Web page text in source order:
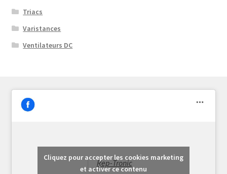
Triacs
Varistances
Ventilateurs DC
Rep-Tronic
Cliquez pour accepter les cookies marketing
et activer ce contenu